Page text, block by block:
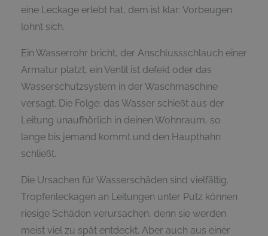
eine Leckage erlebt hat, dem ist klar: Vorbeugen
lohnt sich.
Ein Wasserrohr bricht, der Anschlussschlauch einer
Armatur platzt, ein Ventil ist defekt oder das
Wasserschutzsystem in der Waschmaschine
versagt. Die Folge: das Wasser schießt aus der
Leitung unaufhörlich in deinen Wohnraum, so
lange bis jemand kommt und den Haupthahn
schließt.
Die Ursachen für Wasserschäden sind vielfältig.
Tropfenleckagen an Leitungen unter Putz können
riesige Schäden verursachen, denn sie werden
meist viel zu spät entdeckt. Aber auch aus einer